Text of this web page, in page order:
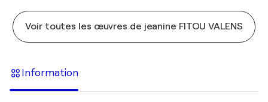
Voir toutes les œuvres de jeanine FITOU VALENS
Information